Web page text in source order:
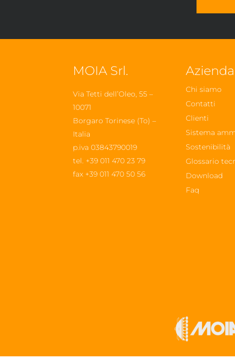
MOIA Srl.
Via Tetti dell’Oleo, 55 –
10071
Borgaro Torinese (To) –
Italia
p.iva 03843790019
tel. +39 011 470 23 79
fax +39 011 470 50 56
Azienda
Chi siamo
Contatti
Clienti
Sistema
Sostenibilità
Glossario
Download
Faq